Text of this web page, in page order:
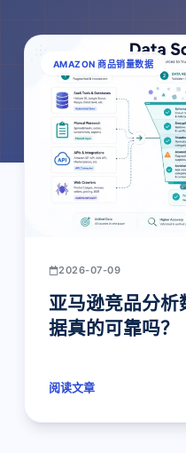
AMAZON 商品销量数据
2026-07-09
亚马逊竞品分
据真的可靠吗？
阅读文章